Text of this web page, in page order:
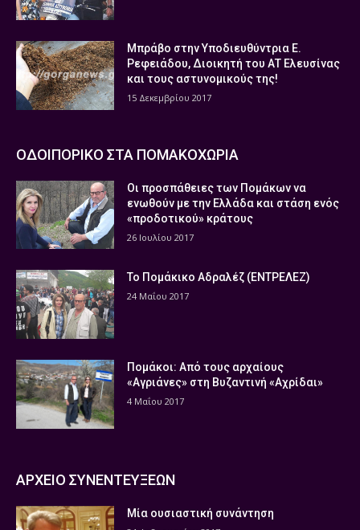
Μπράβο στην Υποδιευθύντρια Ε.
Ρεφειάδου, Διοικητή του ΑΤ Ελευσίνας
και τους αστυνομικούς της!
15 Δεκεμβρίου 2017
ΟΔΟΙΠΟΡΙΚΟ ΣΤΑ ΠΟΜΑΚΟΧΩΡΙΑ
Οι προσπάθειες των Πομάκων να
ενωθούν με την Ελλάδα και στάση ενός
«προδοτικού» κράτους
26 Ιουλίου 2017
Το Πομάκικο Αδραλέζ (ΕΝΤΡΕΛΕΖ)
24 Μαΐου 2017
Πομάκοι: Από τους αρχαίους
«Αγριάνες» στη Βυζαντινή «Αχρίδαι»
4 Μαΐου 2017
ΑΡΧΕΙΟ ΣΥΝΕΝΤΕΥΞΕΩΝ
Μία ουσιαστική συνάντηση